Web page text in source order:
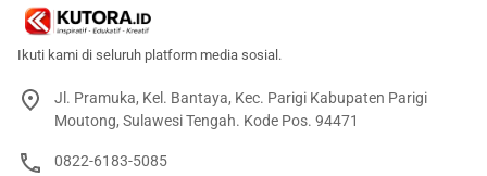
Ikuti kami di seluruh platform media sosial.
Jl. Pramuka, Kel. Bantaya, Kec. Parigi Kabupaten Parigi
Moutong, Sulawesi Tengah. Kode Pos. 94471
0822-6183-5085